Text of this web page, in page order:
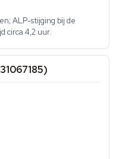
ALP-stijging bij de
circa 4,2 uur.